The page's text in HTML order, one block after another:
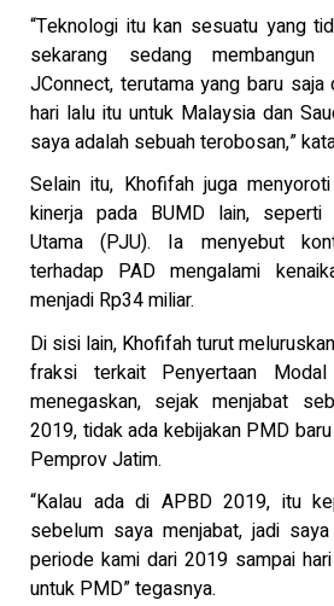
“Teknologi itu kan sesuatu yang
sekarang sedang membangun
JConnect, terutama yang baru saja
hari lalu itu untuk Malaysia dan
saya adalah sebuah terobosan,”
Selain itu, Khofifah juga
kinerja pada BUMD lain,
Utama (PJU). Ia menyebut
terhadap PAD mengalami
menjadi Rp34 miliar.
Di sisi lain, Khofifah turut
fraksi terkait Penyertaan
menegaskan, sejak menjabat
2019, tidak ada kebijakan PMD
Pemprov Jatim.
“Kalau ada di APBD 2019, itu
sebelum saya menjabat, jadi
periode kami dari 2019 sampai
untuk PMD” tegasnya.